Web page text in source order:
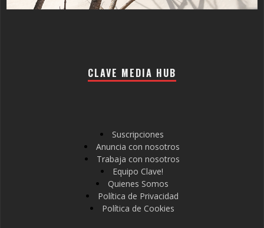
CLAVE MEDIA HUB
Suscripciones
Anuncia con nosotros
Trabaja con nosotros
Equipo Clave!
Quienes Somos
Política de Privacidad
Política de Cookies